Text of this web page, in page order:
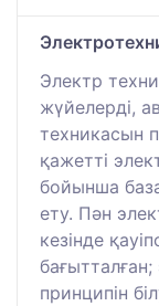
Электр
жүйелерді,
техникасын
қажетті
бойынша
ету. Пән
кезінде
принципін